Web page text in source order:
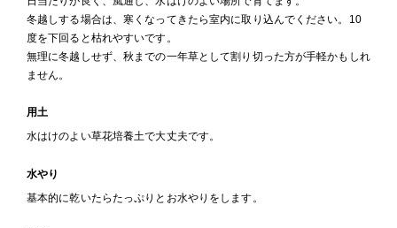
冬越しする場合は、寒くなってきたら室内に取り込んでください。10
度を下回ると枯れやすいです。
無理に冬越しせず、秋までの一年草として割り切った方が手軽かもしれ
ません。
用土
水はけのよい草花培養土で大丈夫です。
水やり
基本的に乾いたらたっぷりとお水やりをします。